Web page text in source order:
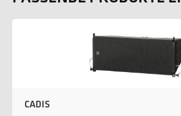
CADIS